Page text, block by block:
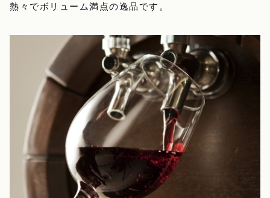
熱々でボリューム満点の逸品です。